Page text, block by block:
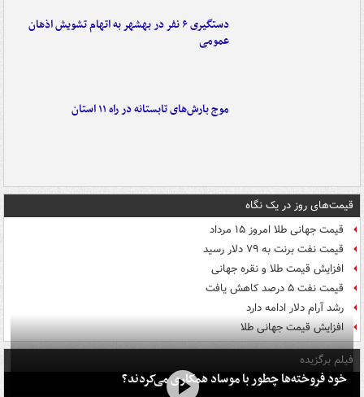
دستگیری ۶ نفر در بهشهر به اتهام تشویش اذهان
عمومی
موج بارش‌های تابستانه در راه ۱۱ استان
قیمت‌های روز در یک نگاه
قیمت جهانی طلا امروز ۱۵ مرداد
قیمت نفت برنت به ۷۹ دلار رسید
افزایش قیمت طلا و نقره جهانی
قیمت نفت ۵ درصد کاهش یافت
رشد آرام دلار ادامه دارد
افزایش قیمت جهانی طلا
فیلم برگزیده
خود فروخته‌ها چطور با موساد همکاری می‌کردند؟